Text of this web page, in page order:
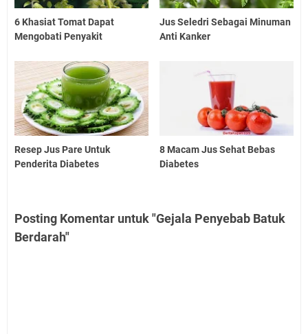
6 Khasiat Tomat Dapat
Mengobati Penyakit
Jus Seledri Sebagai Minuman
Anti Kanker
Resep Jus Pare Untuk
Penderita Diabetes
8 Macam Jus Sehat Bebas
Diabetes
Posting Komentar untuk "Gejala Penyebab Batuk
Berdarah"